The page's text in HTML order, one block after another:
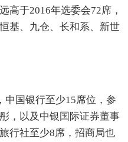
高于2016年选委会72席，
基、九仓、长和系、新世
中国银行至少15席位，参
，以及中银国际证券董事
行社至少8席，招商局也